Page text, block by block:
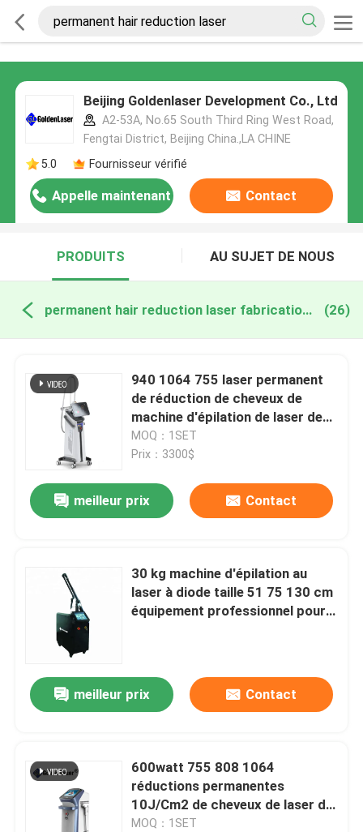
Beijing Goldenlaser Development Co., Ltd
A2-53A, No.65 South Third Ring West Road,
Fengtai District, Beijing China.,LA CHINE
5.0
Fournisseur vérifié
Appelle maintenant Contact
PRODUITS AU SUJET DE NOUS
permanent hair reduction laser fabrication en ligne (26)
940 1064 755 laser permanent
de réduction de cheveux de
machine d'épilation de laser de
808 diodes
MOQ：1SET
Prix：3300$
meilleur prix Contact
30 kg machine d'épilation au
laser à diode taille 51 75 130 cm
équipement professionnel pour
meilleur prix Contact
600watt 755 808 1064
réductions permanentes
10J/Cm2 de cheveux de laser de
longueur d'onde triple de diode
MOQ：1SET